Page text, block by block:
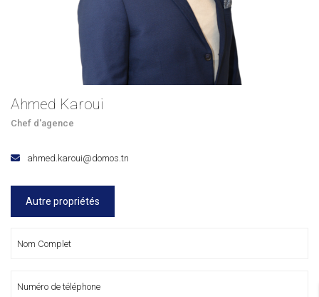
Ahmed Karoui
Chef d'agence
ahmed.karoui@domos.tn
Autre propriétés